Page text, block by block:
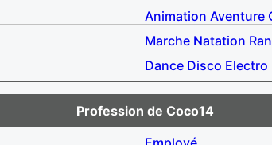
Animation Aventure
Marche Natation
Dance Disco Electro
Profession de Coco14